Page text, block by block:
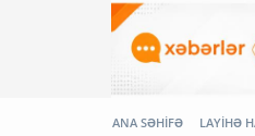
ANA SƏHİFƏ LAYİHƏ